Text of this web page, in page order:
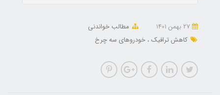
مطالب خواندنی
کاهش ترافیک خودروهای سه چرخ